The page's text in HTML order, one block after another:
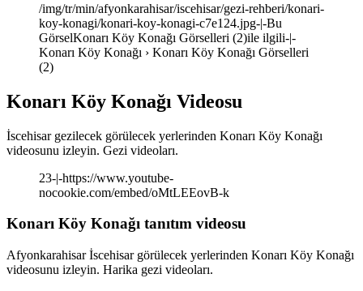
/img/tr/min/afyonkarahisar/iscehisar/gezi-rehberi/konari-
koy-konagi/konari-koy-konagi-c7e124.jpg-|-Bu
GörselKonarı Köy Konağı Görselleri (2)ile ilgili-|-
Konarı Köy Konağı › Konarı Köy Konağı Görselleri
(2)
Konarı Köy Konağı Videosu
İscehisar gezilecek görülecek yerlerinden Konarı Köy Konağı
videosunu izleyin. Gezi videoları.
23-|-https://www.youtube-
nocookie.com/embed/oMtLEEovB-k
Konarı Köy Konağı tanıtım videosu
Afyonkarahisar İscehisar görülecek yerlerinden Konarı Köy Konağı
videosunu izleyin. Harika gezi videoları.